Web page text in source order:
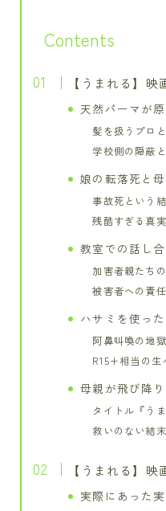
Contents
【うまれる】
天然パーマが
髪を扱うプロ
学校側の隠蔽
娘の転落死と
事故死という
残酷すぎる真
教室での話し
加害者親たち
被害者への責
ハサミを使っ
阿鼻叫喚の地
R15+相当の生
母親が飛び降
タイトル『う
救いのない結
【うまれる】
実際にあった